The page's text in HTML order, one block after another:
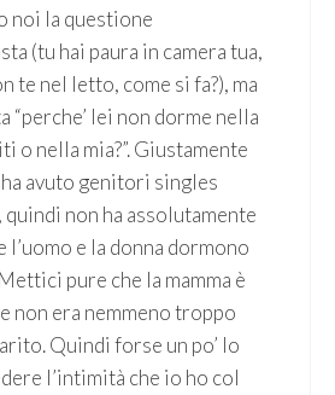
noi la questione
(tu hai paura in camera tua,
te nel letto, come si fa?), ma
“perche’ lei non dorme nella
o nella mia?”. Giustamente
avuto genitori singles
quindi non ha assolutamente
l’uomo e la donna dormono
pure che la mamma è
non era nemmeno troppo
Quindi forse un po’ lo
l’intimità che io ho col